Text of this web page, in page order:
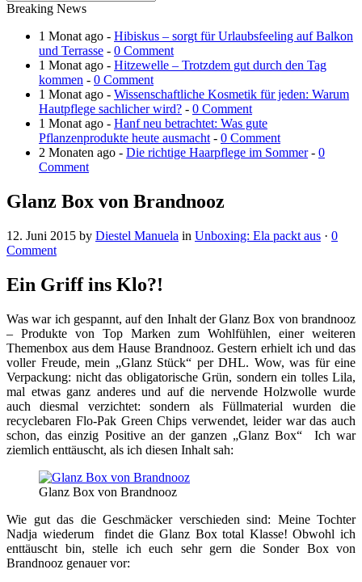
Breaking News
1 Monat ago - Hibiskus – sorgt für Urlaubsfeeling auf Balkon
und Terrasse - 0 Comment
1 Monat ago - Hitzewelle – Trotzdem gut durch den Tag
kommen - 0 Comment
1 Monat ago - Wissenschaftliche Kosmetik für jeden: Warum
Hautpflege sachlicher wird? - 0 Comment
1 Monat ago - Hanf neu betrachtet: Was gute
Pflanzenprodukte heute ausmacht - 0 Comment
2 Monaten ago - Die richtige Haarpflege im Sommer- 0
Comment
Glanz Box von Brandnooz
12. Juni 2015 by Diestel Manuela in Unboxing: Ela packt aus · 0
Comment
Ein Griff ins Klo?!
Was war ich gespannt, auf den Inhalt der Glanz Box von brandnooz
– Produkte von Top Marken zum Wohlfühlen, einer weiteren
Themenbox aus dem Hause Brandnooz. Gestern erhielt ich und das
voller Freude, mein „Glanz Stück“ per DHL. Wow, was für eine
Verpackung: nicht das obligatorische Grün, sondern ein tolles Lila,
mal etwas ganz anderes und auf die nervende Holzwolle wurde
auch diesmal verzichtet: sondern als Füllmaterial wurden die
recyclebaren Flo-Pak Green Chips verwendet, leider war das auch
schon, das einzig Positive an der ganzen „Glanz Box“ Ich war
ziemlich enttäuscht, als ich diesen Inhalt sah:
Glanz Box von Brandnooz
Wie gut das die Geschmäcker verschieden sind: Meine Tochter
Nadja wiederum findet die Glanz Box total Klasse! Obwohl ich
enttäuscht bin, stelle ich euch sehr gern die Sonder Box von
Brandnooz genauer vor: